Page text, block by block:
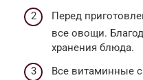
Перед
все овощи.
хранения блюда.
Все витаминные